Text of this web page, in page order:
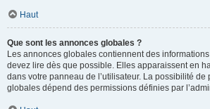
Haut
Que sont les annonces globales ?
Les annonces globales contiennent des
devez lire dès que possible. Elles apparaissent en
dans votre panneau de l’utilisateur. La possibilité
globales dépend des permissions définies par